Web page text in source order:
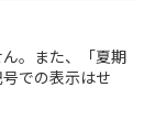
。また、「夏期
での表示はせ